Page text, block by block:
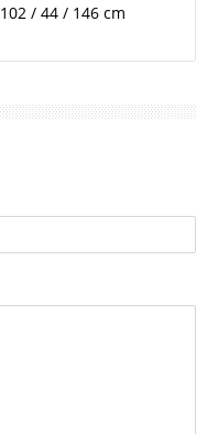
102 / 44 / 146 cm